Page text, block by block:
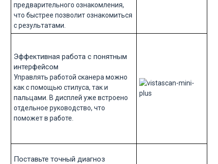
предварительного ознакомления,
что быстрее позволит ознакомиться
с результатами.
Эффективная работа с понятным
интерфейсом
Управлять работой сканера можно
как с помощью стилуса, так и
пальцами. В дисплей уже встроено
отдельное руководство, что
поможет в работе.
Поставьте точный диагноз